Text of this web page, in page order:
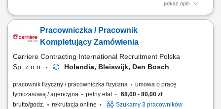
pokaż opis
Zakres obowiązków: kompletowanie zamówień z asortymentem non-
produktów przy użyciu ręcznego skanera, kontrola zgodności zamówień
oraz sprawdzanie jakości produktów, przygotowywanie zamówień
Pracowniczka / Pracownik
Kompletujący Zamówienia
Carriere Contracting International Recruitment Polska
Sp. z o.o.
Holandia, Bleiswijk, Den Bosch
pracownik fizyczny / pracowniczka fizyczna
umowa o pracę
tymczasową / agencyjna
pełny etat
68,00 - 80,00 zł
brutto/godz.
rekrutacja online Szukamy 3 pracowników